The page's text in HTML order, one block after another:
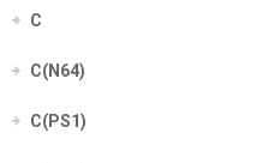
C
C(N64)
C(PS1)